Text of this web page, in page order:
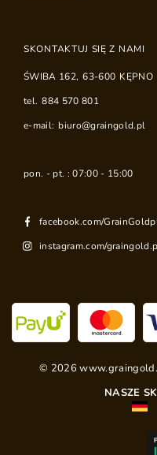
SKONTAKTUJ SIĘ Z NAMI
ŚWIBA 162, 63-600 KĘPNO
tel. 884 570 801
e-mail: biuro@graingold.pl
pon. - pt. : 07:00 - 15:00
facebook.com/
instagram.com/
© 2026
NASZE